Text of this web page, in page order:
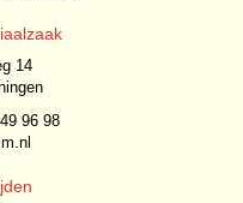
14
96 98